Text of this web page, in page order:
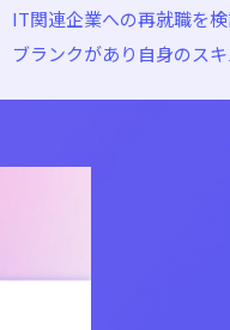
IT関連企業への再就職を検
ブランクがあり自身のス